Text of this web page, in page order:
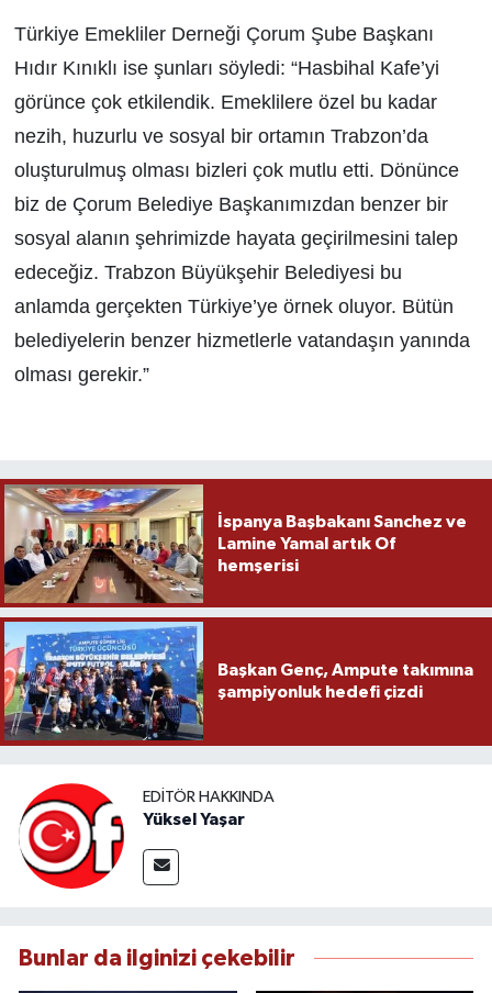
Türkiye Emekliler Derneği Çorum Şube Başkanı
Hıdır Kınıklı ise şunları söyledi: “Hasbihal Kafe’yi
görünce çok etkilendik. Emeklilere özel bu kadar
nezih, huzurlu ve sosyal bir ortamın Trabzon’da
oluşturulmuş olması bizleri çok mutlu etti. Dönünce
biz de Çorum Belediye Başkanımızdan benzer bir
sosyal alanın şehrimizde hayata geçirilmesini talep
edeceğiz. Trabzon Büyükşehir Belediyesi bu
anlamda gerçekten Türkiye’ye örnek oluyor. Bütün
belediyelerin benzer hizmetlerle vatandaşın yanında
olması gerekir.”
İspanya Başbakanı Sanchez ve
Lamine Yamal artık Of
hemşerisi
Başkan Genç, Ampute takımına
şampiyonluk hedefi çizdi
EDITÖR HAKKINDA
Yüksel Yaşar
Bunlar da ilginizi çekebilir